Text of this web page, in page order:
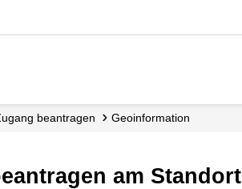
beantragen Geoinformation
am Standort